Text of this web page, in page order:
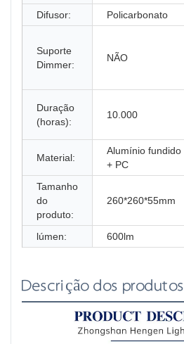
Difusor: Policarbonato
Suporte
Dimmer:
NÃO
Duração
(horas):
10.000
Material:
Alumínio fundido
+ PC
Tamanho
do
produto:
260*260*55mm
lúmen: 600lm
Descrição dos produtos